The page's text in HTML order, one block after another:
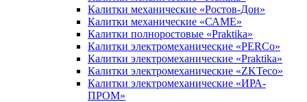
Калитки механические «Ростов-Дон»
Калитки механические «САМЕ»
Калитки полноростовые «Praktika»
Калитки электромеханические «PERCo»
Калитки электромеханические «Praktika»
Калитки электромеханические «ZKTeco»
Калитки электромеханические «ИРА-
ПРОМ»